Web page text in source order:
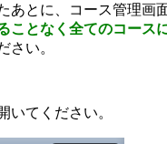
とに、コース管理画
ことなく全てのコース
さい。
いてください。